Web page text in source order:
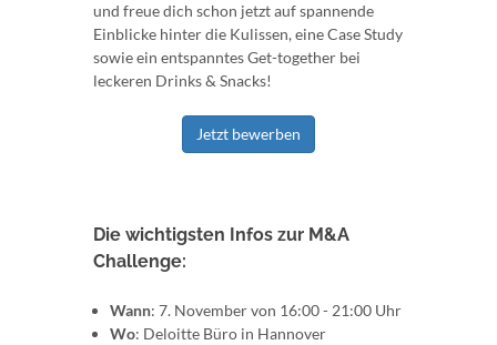
und freue dich schon jetzt auf spannende
Einblicke hinter die Kulissen, eine Case Study
sowie ein entspanntes Get-together bei
leckeren Drinks & Snacks!
Jetzt bewerben
Die wichtigsten Infos zur M&A
Challenge:
Wann: 7. November von 16:00 - 21:00 Uhr
Wo: Deloitte Büro in Hannover